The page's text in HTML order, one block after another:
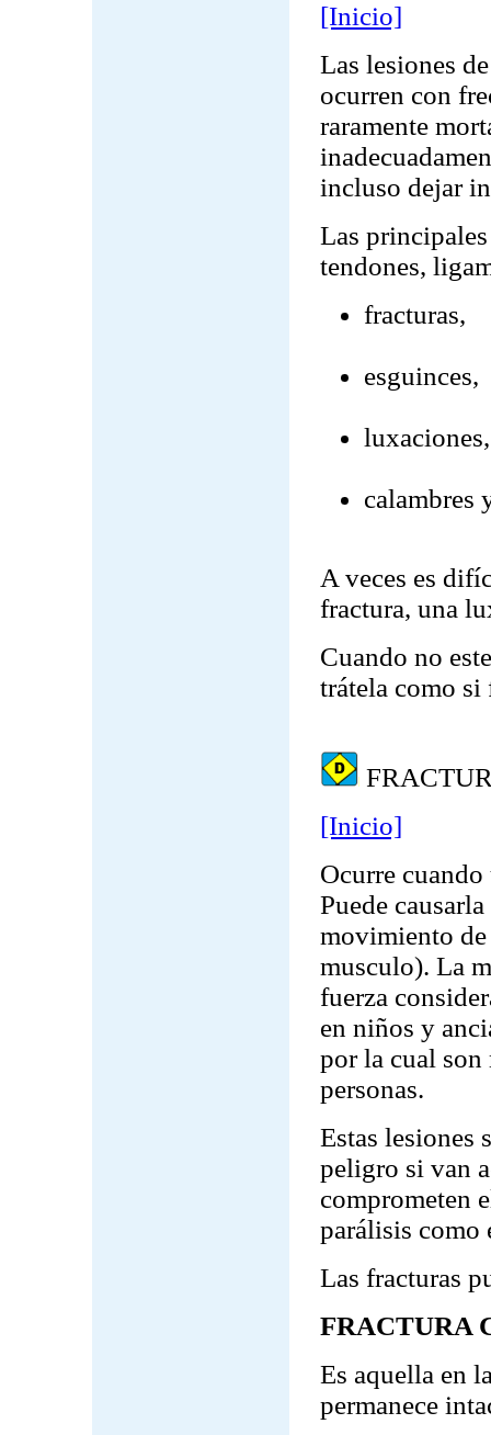
[Inicio]
Las lesiones
ocurren con
raramente
incluso dejar
Las
tendones,
fracturas,
esguinces,
luxaciones,
calambres
A veces es
fractura, una
Cuando no
trátela como si
[Inicio]
Ocurre
Puede
movimiento
musculo). La
fuerza
en niños y
por la cual son
personas.
Estas lesiones
peligro si van
comprometen
parálisis como
Las fracturas
FRACTURA
Es aquella en
permanece